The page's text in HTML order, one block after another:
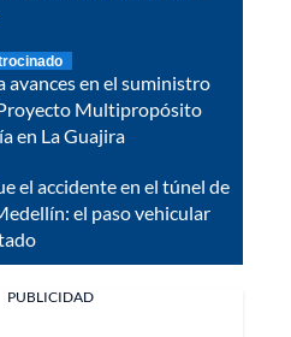
avances en el suministro
Multipropósito
en La Guajira
el accidente en el túnel de
el paso vehicular
PUBLICIDAD